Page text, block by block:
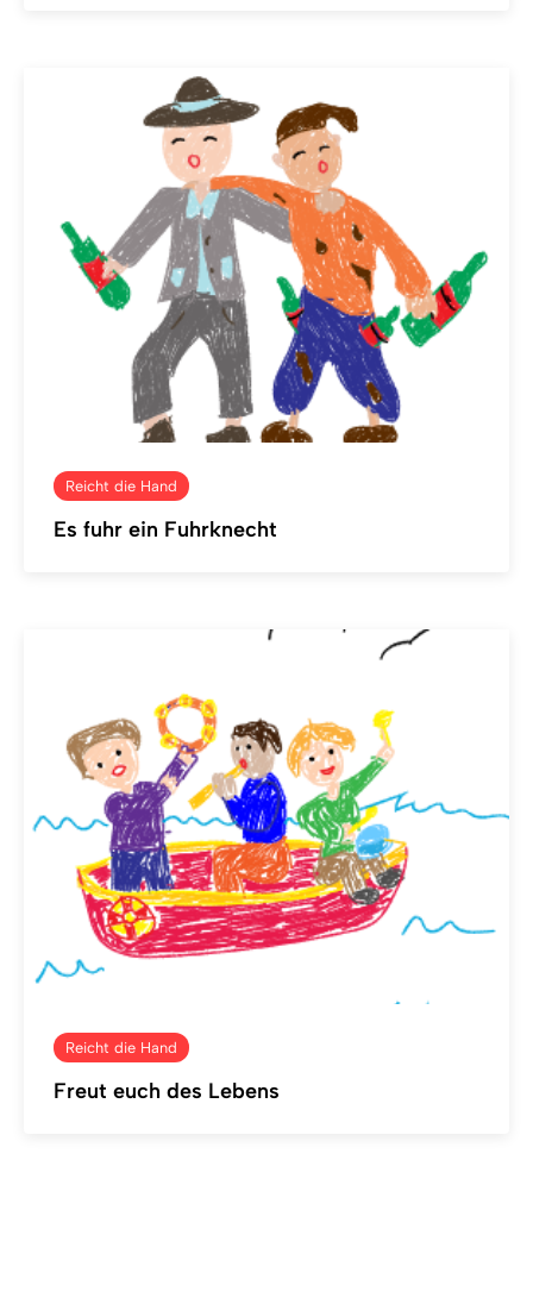
Reicht die Hand
Es fuhr ein Fuhrknecht
Reicht die Hand
Freut euch des Lebens